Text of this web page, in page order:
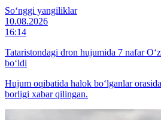
So‘nggi yangiliklar
10.08.2026
16:14
Tataristondagi dron hujumida 7 nafar
bo‘ldi
Hujum oqibatida halok bo‘lganlar
borligi xabar qilingan.